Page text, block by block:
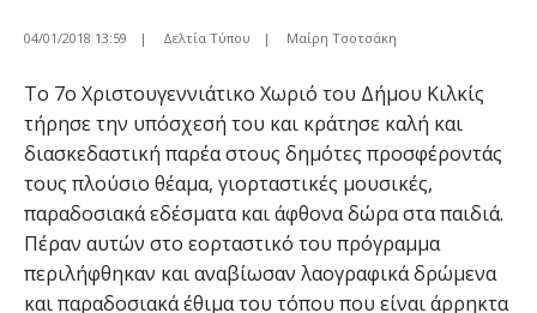
04/01/2018 13:59 | Δελτία Τύπου | Μαίρη Τσοτσάκη
Το 7ο Χριστουγεννιάτικο Χωριό του Δήμου Κιλκίς
τήρησε την υπόσχεσή του και κράτησε καλή και
διασκεδαστική παρέα στους δημότες προσφέροντάς
τους πλούσιο θέαμα, γιορταστικές μουσικές,
παραδοσιακά εδέσματα και άφθονα δώρα στα παιδιά.
Πέραν αυτών στο εορταστικό του πρόγραμμα
περιλήφθηκαν και αναβίωσαν λαογραφικά δρώμενα
και παραδοσιακά έθιμα του τόπου που είναι άρρηκτα